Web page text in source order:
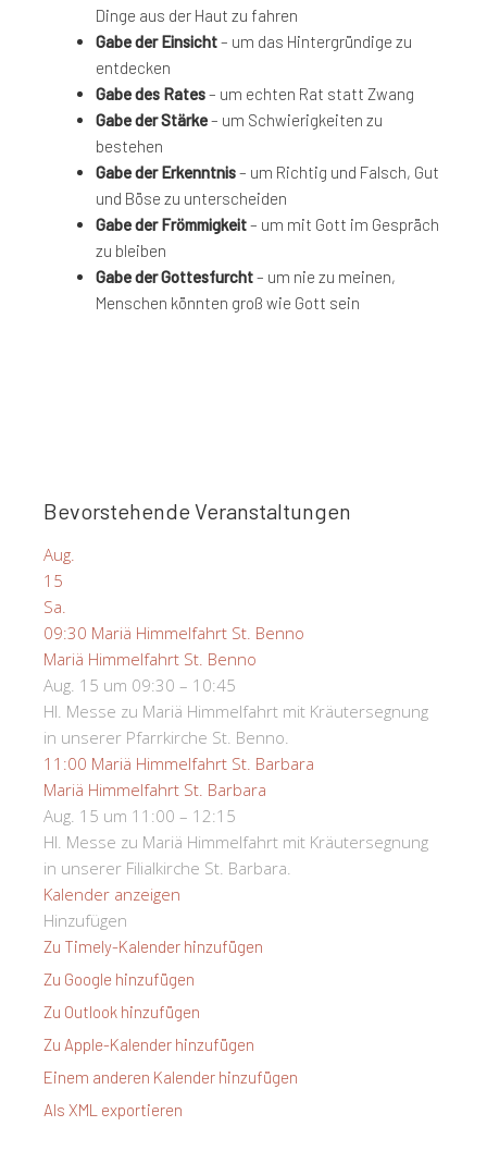
Dinge aus der Haut zu fahren
Gabe der Einsicht– um das Hintergründige zu
entdecken
Gabe des Rates– um echten Rat statt Zwang
Gabe der Stärke– um Schwierigkeiten zu
bestehen
Gabe der Erkenntnis– um Richtig und Falsch, Gut
und Böse zu unterscheiden
Gabe der Frömmigkeit– um mit Gott im Gespräch
zu bleiben
Gabe der Gottesfurcht– um nie zu meinen,
Menschen könnten groß wie Gott sein
Bevorstehende Veranstaltungen
Aug.
15
Sa.
09:30 Mariä Himmelfahrt St. Benno
Mariä Himmelfahrt St. Benno
Aug. 15 um 09:30 – 10:45
Hl. Messe zu Mariä Himmelfahrt mit Kräutersegnung
in unserer Pfarrkirche St. Benno.
11:00 Mariä Himmelfahrt St. Barbara
Mariä Himmelfahrt St. Barbara
Aug. 15 um 11:00 – 12:15
Hl. Messe zu Mariä Himmelfahrt mit Kräutersegnung
in unserer Filialkirche St. Barbara.
Kalender anzeigen
Hinzufügen
Zu Timely-Kalender hinzufügen
Zu Google hinzufügen
Zu Outlook hinzufügen
Zu Apple-Kalender hinzufügen
Einem anderen Kalender hinzufügen
Als XML exportieren